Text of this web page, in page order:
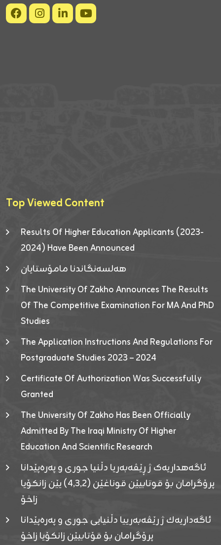
Top Viewed Content
Results Of Higher Education Applicants (2023-
2024) Have Been Announced
هەلسەنگاندنا مامۆستایان
The University Of Zakho Announces The Results
Of The Competitive Examination For MA And PhD
Studies
The Application Instructions And Regulations For
Postgraduate Studies 2023 – 2024
Certificate Of Authorization Was Successfully
Granted
The University Of Zakho Has Been Officially
Admitted By The Iraqi Ministry Of Higher
Education And Scientific Research
ئاگەهداریەک ژ ڕێڤەبەریا دڵنیا جوری و پەرەپێدانا
پرۆگرامان بۆ قوتابیێن قوناغێن (٤٫٣٫٢) یێن زانکۆیا
زاخۆ
ئاگەداریەك ژ رێڤەبەرییا دڵنیایی جوری و پەرەپێدانا
پرۆگرامان بۆ قۆتابیێن زانکۆیا زاخۆ